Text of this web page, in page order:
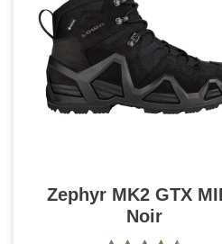
Zephyr MK2 GTX
Noir